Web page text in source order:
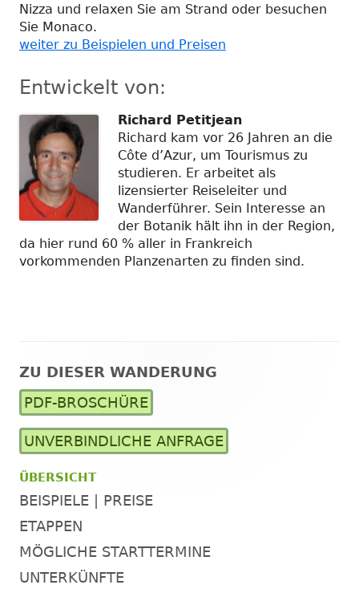
Nizza und relaxen Sie am Strand oder besuchen
Sie Monaco.
weiter zu Beispielen und Preisen
Entwickelt von:
Richard Petitjean
Richard kam vor 26 Jahren an die
Côte d’Azur, um Tourismus zu
studieren. Er arbeitet als
lizensierter Reiseleiter und
Wanderführer. Sein Interesse an
der Botanik hält ihn in der Region,
da hier rund 60 % aller in Frankreich
vorkommenden Planzenarten zu finden sind.
Haupt-
Seitenleiste
ZU DIESER WANDERUNG
PDF-BROSCHÜRE
UNVERBINDLICHE ANFRAGE
ÜBERSICHT
BEISPIELE | PREISE
ETAPPEN
MÖGLICHE STARTTERMINE
UNTERKÜNFTE